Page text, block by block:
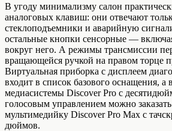
В угоду минимализму салон
аналоговых клавиш: они отвечают
стеклоподъемники и аварийную
остальные кнопки сенсорные —
вокруг него. А режимы трансмиссии
вращающейся ручкой на правом торце
Виртуальная приборка с дисплеем
входит в список базового оснащения, а
медиасистемы Discover Pro с
голосовым управлением можно
мультимедийку Discover Pro Max с
дюймов.